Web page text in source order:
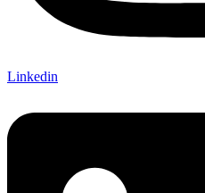
Linkedin